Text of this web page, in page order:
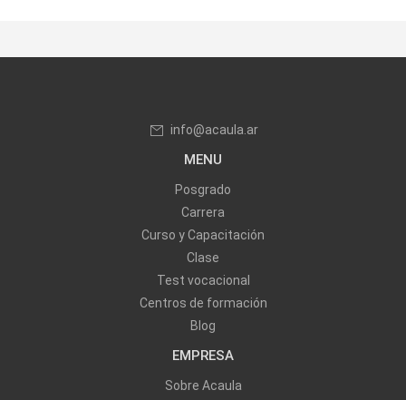
info@acaula.ar
MENU
Posgrado
Carrera
Curso y Capacitación
Clase
Test vocacional
Centros de formación
Blog
EMPRESA
Sobre Acaula